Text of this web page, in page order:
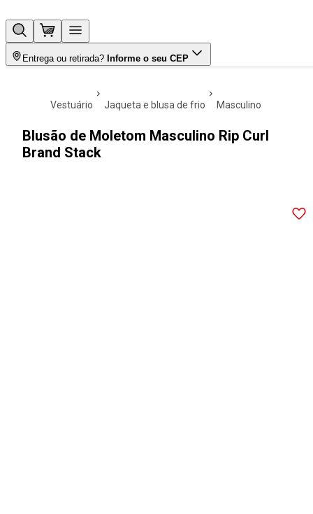
Entrega ou retirada? Informe o seu CEP
vestuário jaqueta e blusa de frio masculino
Blusão de Moletom Masculino Rip Curl
Brand Stack